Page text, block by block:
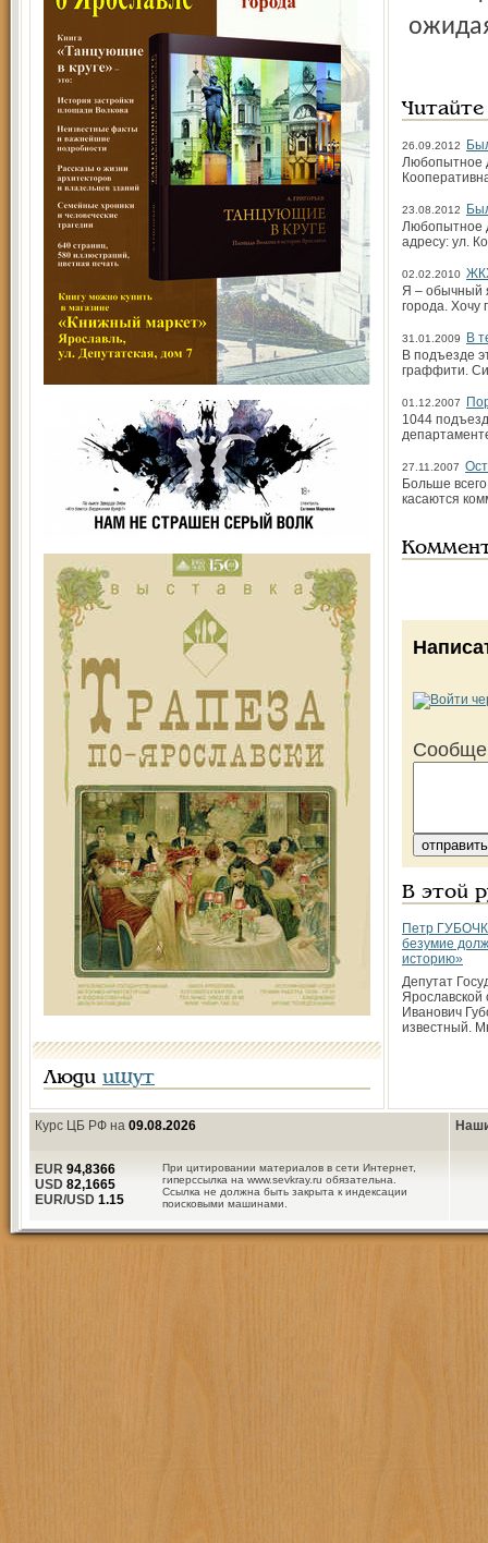
Люди ищут
26.09.2012
Любопытное
23.08.2012
Любопытное
адресу: ул.
02.02.2010
Я – обычный
города. Хочу
31.01.2009
В
В подъезде
граффити.
01.12.2007
1044
27.11.2007
Больше
касаются
В этой
Петр
безумие
историю»
Депутат
Ярославской
Иванович
известный.
Курс ЦБ РФ на 09.08.2026
При цитировании материалов в сети Интернет,
гиперссылка на www.sevkray.ru обязательна.
Ссылка не должна быть закрыта к индексации
поисковыми машинами.
EUR 94,8366
USD 82,1665
EUR/USD 1.15